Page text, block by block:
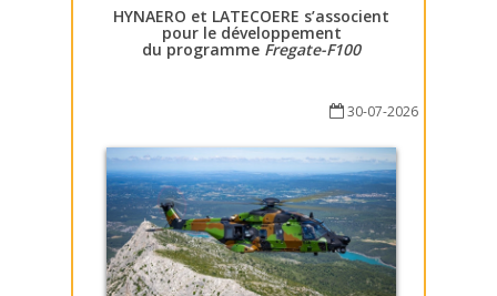
HYNAERO et LATECOERE s’associent
pour le développement
du programme Fregate-F100
30-07-2026